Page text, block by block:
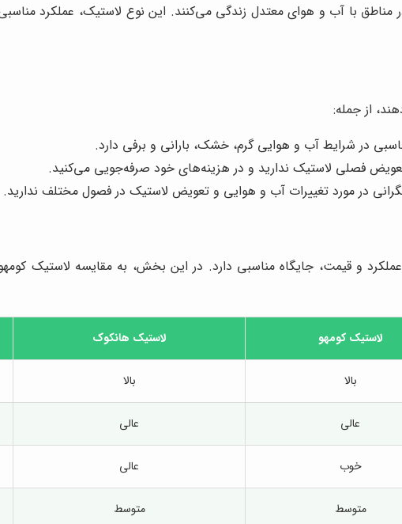
مناطق با آب و هوای معتدل زندگی می‌کنند. این نوع لاستیک، عملکرد
از جمله:
در شرایط آب و هوایی گرم، خشک، بارانی و برفی دارد.
فصلی لاستیک ندارید و در هزینه‌های خود صرفه‌جویی می‌کنید.
در مورد تغییرات آب و هوایی و تعویض لاستیک در فصول مختلف ندارید.
عملکرد و قیمت، جایگاه مناسبی دارد. در این بخش، به مقایسه لاستیک
لاستیک کومهو لاستیک هانکوک
بالا بالا
عالی عالی
خوب عالی
متوسط متوسط